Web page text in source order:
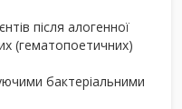
після алогенної
(гематопоетичних)
бактеріальними